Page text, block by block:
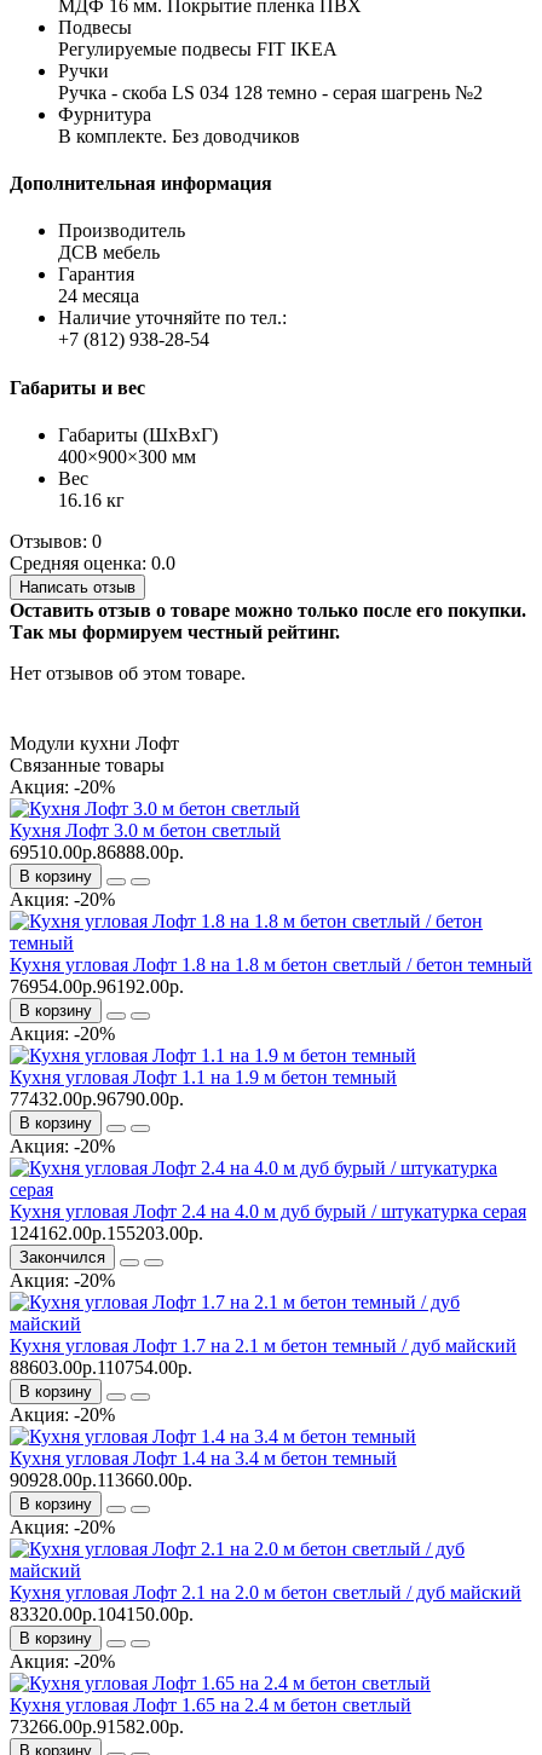
МДФ 16 мм. Покрытие пленка ПВХ
Подвесы
Регулируемые подвесы FIT IKEA
Ручки
Ручка - скоба LS 034 128 темно - серая шагрень №2
Фурнитура
В комплекте. Без доводчиков
Дополнительная информация
Производитель
ДСВ мебель
Гарантия
24 месяца
Наличие уточняйте по тел.:
+7 (812) 938-28-54
Габариты и вес
Габариты (ШхВхГ)
400×900×300 мм
Вес
16.16 кг
Отзывов: 0
Средняя оценка: 0.0
Написать отзыв
Оставить отзыв о товаре можно только после его покупки.
Так мы формируем честный рейтинг.
Нет отзывов об этом товаре.
Модули кухни Лофт
Связанные товары
Акция: -20%
Кухня Лофт 3.0 м бетон светлый
69510.00р.86888.00р.
В корзину
Акция: -20%
Кухня угловая Лофт 1.8 на 1.8 м бетон светлый / бетон темный
76954.00р.96192.00р.
В корзину
Акция: -20%
Кухня угловая Лофт 1.1 на 1.9 м бетон темный
77432.00р.96790.00р.
В корзину
Акция: -20%
Кухня угловая Лофт 2.4 на 4.0 м дуб бурый / штукатурка серая
124162.00р.155203.00р.
Закончился
Акция: -20%
Кухня угловая Лофт 1.7 на 2.1 м бетон темный / дуб майский
88603.00р.110754.00р.
В корзину
Акция: -20%
Кухня угловая Лофт 1.4 на 3.4 м бетон темный
90928.00р.113660.00р.
В корзину
Акция: -20%
Кухня угловая Лофт 2.1 на 2.0 м бетон светлый / дуб майский
83320.00р.104150.00р.
В корзину
Акция: -20%
Кухня угловая Лофт 1.65 на 2.4 м бетон светлый
73266.00р.91582.00р.
В корзину